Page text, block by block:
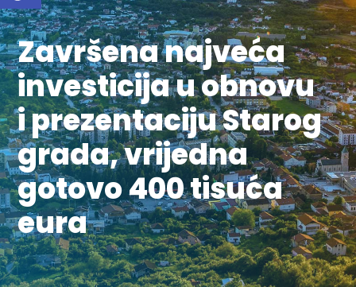
Završena najveća
investicija u obnovu
i prezentaciju Starog
grada, vrijedna
gotovo 400 tisuća
eura